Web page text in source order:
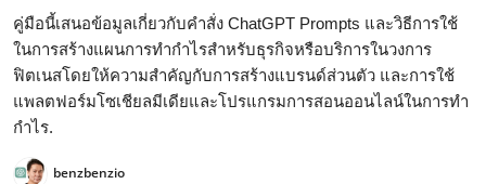
ThaiGPT Builder
คอร์สเรียน ChatGPT
คู่มือนี้เสนอข้อมูลเกี่ยวกับคำสั่ง ChatGPT Prompts และวิธีการใช้
ในการสร้างแผนการทำกำไรสำหรับธุรกิจหรือบริการในวงการ
ฟิตเนสโดยให้ความสำคัญกับการสร้างแบรนด์ส่วนตัว และการใช้
แพลตฟอร์มโซเชียลมีเดียและโปรแกรมการสอนออนไลน์ในการทำ
กำไร.
benzbenzio